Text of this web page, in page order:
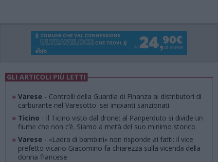
GLI ARTICOLI PIÙ LETTI
» Varese - Controlli della Guardia di Finanza ai distributori di
carburante nel Varesotto: sei impianti sanzionati
» Ticino - Il Ticino visto dal drone: al Panperduto si divide un
fiume che non c’è. Siamo a metà del suo minimo storico
» Varese - «Ladra di bambini» non risponde ai fatti: il vice
prefetto vicario Giacomino fa chiarezza sulla vicenda della
donna francese